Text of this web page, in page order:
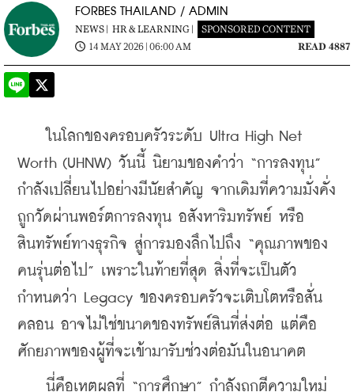
FORBES THAILAND / ADMIN
NEWS | HR & LEARNING |
SPONSORED CONTENT
14 MAY 2026 | 06:00 AM
READ 4887
ในโลกของครอบครัวระดับ Ultra High Net
Worth (UHNW) วันนี้ นิยามของคำว่า “การลงทุน”
กำลังเปลี่ยนไปอย่างมีนัยสำคัญ จากเดิมที่ความมั่งคั่ง
ถูกวัดผ่านพอร์ตการลงทุน อสังหาริมทรัพย์ หรือ
สินทรัพย์ทางธุรกิจ สู่การมองลึกไปถึง “คุณภาพของ
คนรุ่นต่อไป” เพราะในท้ายที่สุด สิ่งที่จะเป็นตัว
กำหนดว่า Legacy ของครอบครัวจะเติบโตหรือสั่น
คลอน อาจไม่ใช่ขนาดของทรัพย์สินที่ส่งต่อ แต่คือ
ศักยภาพของผู้ที่จะเข้ามารับช่วงต่อมันในอนาคต
นี่คือเหตุผลที่ “การศึกษา” กำลังถูกตีความใหม่